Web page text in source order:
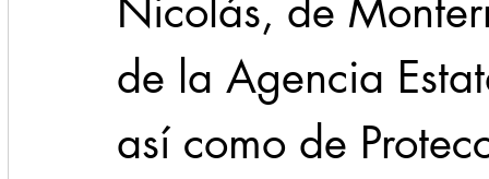
Nicolás, de
de la Agencia
así como de